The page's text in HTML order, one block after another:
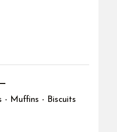
- Muffins - Biscuits